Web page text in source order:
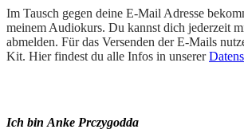
Im Tausch gegen deine E-Mail Adresse
meinem Audiokurs. Du kannst dich jederzeit
abmelden. Für das Versenden der E-Mails
Kit. Hier findest du alle Infos in unserer
Ich bin Anke Prczygodda